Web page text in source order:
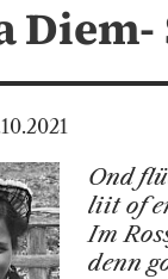
Diem-
Ond
liit of
Im
denn